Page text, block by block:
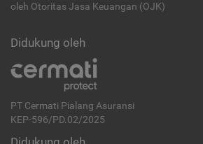
oleh Otoritas Jasa Keuangan (OJK)
Didukung oleh
PT Cermati Pialang Asuransi
KEP-596/PD.02/2025